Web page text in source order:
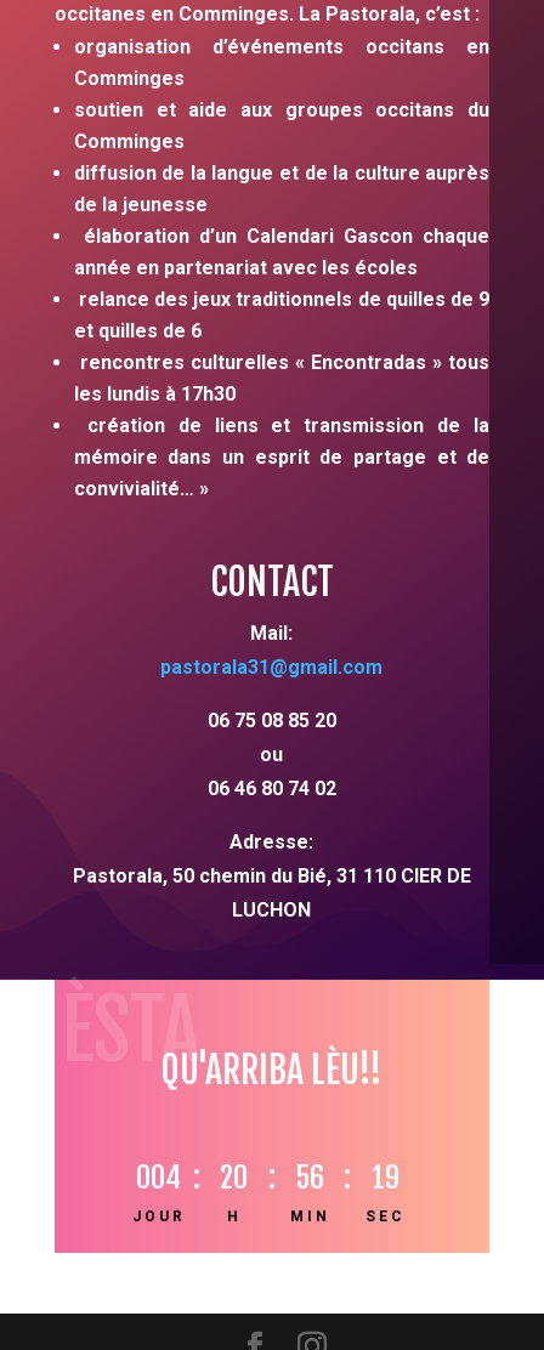
occitanes en Comminges. La Pastorala, c’est :
organisation d’événements occitans en
Comminges
soutien et aide aux groupes occitans du
Comminges
diffusion de la langue et de la culture auprès
de la jeunesse
élaboration d’un Calendari Gascon chaque
année en partenariat avec les écoles
relance des jeux traditionnels de quilles de 9
et quilles de 6
rencontres culturelles « Encontradas » tous
les lundis à 17h30
création de liens et transmission de la
mémoire dans un esprit de partage et de
convivialité… »
CONTACT
Mail:
pastorala31@gmail.com
06 75 08 85 20
ou
06 46 80 74 02
Adresse:
Pastorala, 50 chemin du Bié, 31 110 CIER DE
LUCHON
HÈSTAQU'ARRIBA LÈU!!
004
JOUR
: 20
H
: 56
MIN
: 19
SEC